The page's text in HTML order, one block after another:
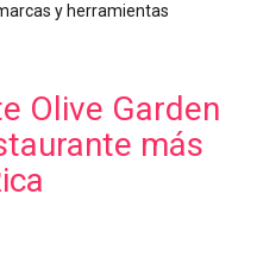
y herramientas
Olive Garden
más